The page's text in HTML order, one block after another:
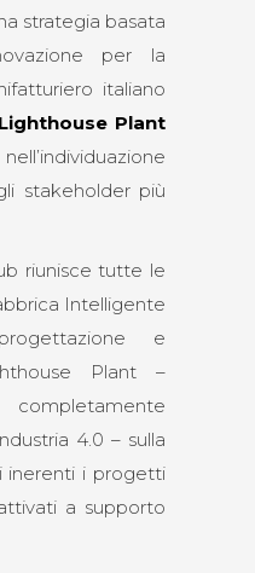
strategia basata
per la
italiano
Lighthouse Plant
stakeholder più
riunisce tutte le
Intelligente
e
Plant –
4.0 – sulla
inerenti i progetti
a supporto